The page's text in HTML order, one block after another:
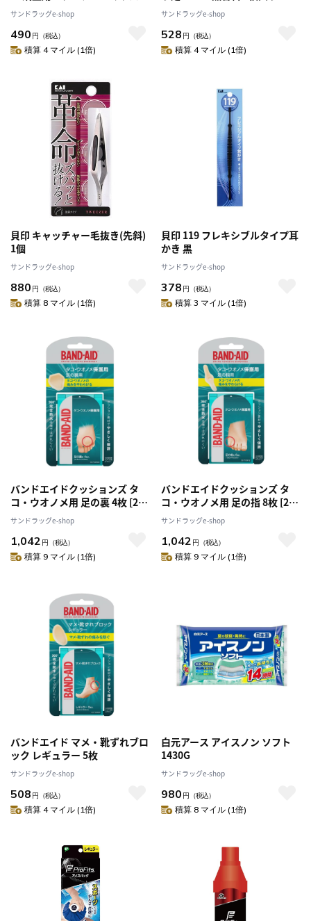
ース用洗浄剤 108錠
サンドラッグe-shop
490 円 （税込）
積算 4 マイル (1倍)
サンドラッグe-shop
528 円 （税込）
積算 4 マイル (1倍)
貝印 キャッチャー毛抜き(先斜)
1個
サンドラッグe-shop
880 円 （税込）
積算 8 マイル (1倍)
貝印 119 フレキシブルタイプ耳
かき 黒
サンドラッグe-shop
378 円 （税込）
積算 3 マイル (1倍)
バンドエイドクッションズ タ
コ・ウオノメ用 足の裏 4枚 [2個
セット]
サンドラッグe-shop
1,042 円 （税込）
積算 9 マイル (1倍)
バンドエイドクッションズ タ
コ・ウオノメ用 足の指 8枚 [2個
セット]
サンドラッグe-shop
1,042 円 （税込）
積算 9 マイル (1倍)
バンドエイド マメ・靴ずれブロ
ック レギュラー 5枚
サンドラッグe-shop
508 円 （税込）
積算 4 マイル (1倍)
白元アース アイスノン ソフト
1430G
サンドラッグe-shop
980 円 （税込）
積算 8 マイル (1倍)